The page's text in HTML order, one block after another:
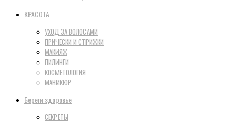
КРАСОТА
УХОД ЗА ВОЛОСАМИ
ПРИЧЕСКИ И СТРИЖКИ
МАКИЯЖ
ПИЛИНГИ
КОСМЕТОЛОГИЯ
МАНИКЮР
Береги здоровье
СЕКРЕТЫ